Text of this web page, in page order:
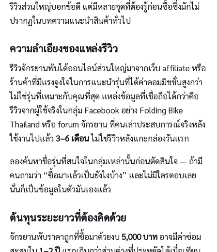
รีวิวส่วนใหญ่บอกข้อดี แต่มีหลายจุดที่ต้องรู้ก่อนซื้อซึ่งมักไม่
ปรากฏในบทความแนะนำสินค้าทั่วไป
ความลำเอียงของแหล่งรีวิว
รีวิวจักรยานพับได้ออนไลน์ส่วนใหญ่มาจากเว็บ affiliate หรือ
ร้านค้าที่มีแรงจูงใจในการแนะนำรุ่นที่ได้ค่าคอมมิชชั่นสูงกว่า
ไม่ใช่รุ่นที่เหมาะกับคุณที่สุด แหล่งข้อมูลที่เชื่อถือได้กว่าคือ
รีวิวจากผู้ใช้จริงในกลุ่ม Facebook อย่าง Folding Bike
Thailand หรือ forum จักรยาน ที่คนเล่าประสบการณ์จริงหลัง
ใช้งานไปแล้ว 3–6 เดือนไม่ใช่รีวิวหลังแกะกล่องวันแรก
ลองค้นหาชื่อรุ่นที่สนใจในกลุ่มเหล่านั้นก่อนตัดสินใจ — ถ้ามี
คนถามว่า “ซื้อมาแล้วเป็นยังไงบ้าง” และไม่มีใครตอบเลย
นั่นก็เป็นข้อมูลในตัวมันเองแล้ว
ต้นทุนระยะยาวที่ต้องคิดด้วย
จักรยานพับราคาถูกที่ซื้อมาด้วยงบ5,000 บาท อาจมีค่าซ่อม